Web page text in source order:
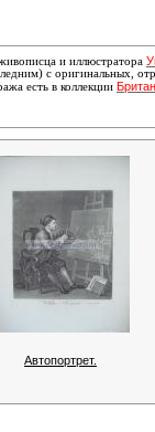
и иллюстратора
с оригинальных,
есть в коллекции
Автопортрет.